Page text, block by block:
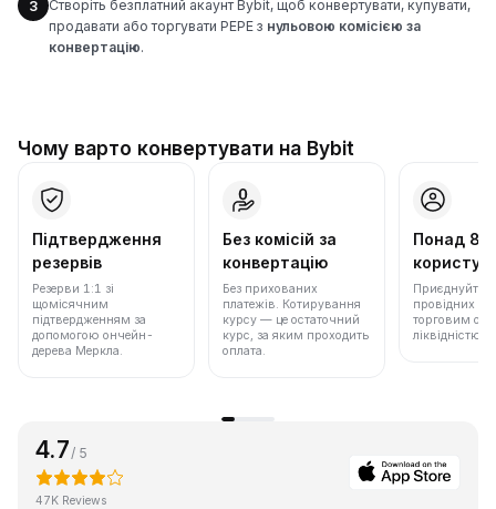
3
Створіть безплатний акаунт Bybit, щоб конвертувати, купувати,
продавати або торгувати PEPE з нульовою комісією за
конвертацію.
Чому варто конвертувати на Bybit
Підтвердження
резервів
Резерви 1:1 зі
щомісячним
підтвердженням за
допомогою ончейн-
дерева Меркла.
Без комісій за
конвертацію
Без прихованих
платежів. Котирування
курсу — це остаточний
курс, за яким проходить
оплата.
Понад 86
Приєднуйтеся
провідних
торговим
ліквідністю.
4.7 / 5
47K Reviews